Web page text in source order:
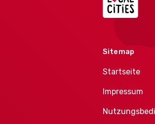
Sitemap
Startseite
Impressum